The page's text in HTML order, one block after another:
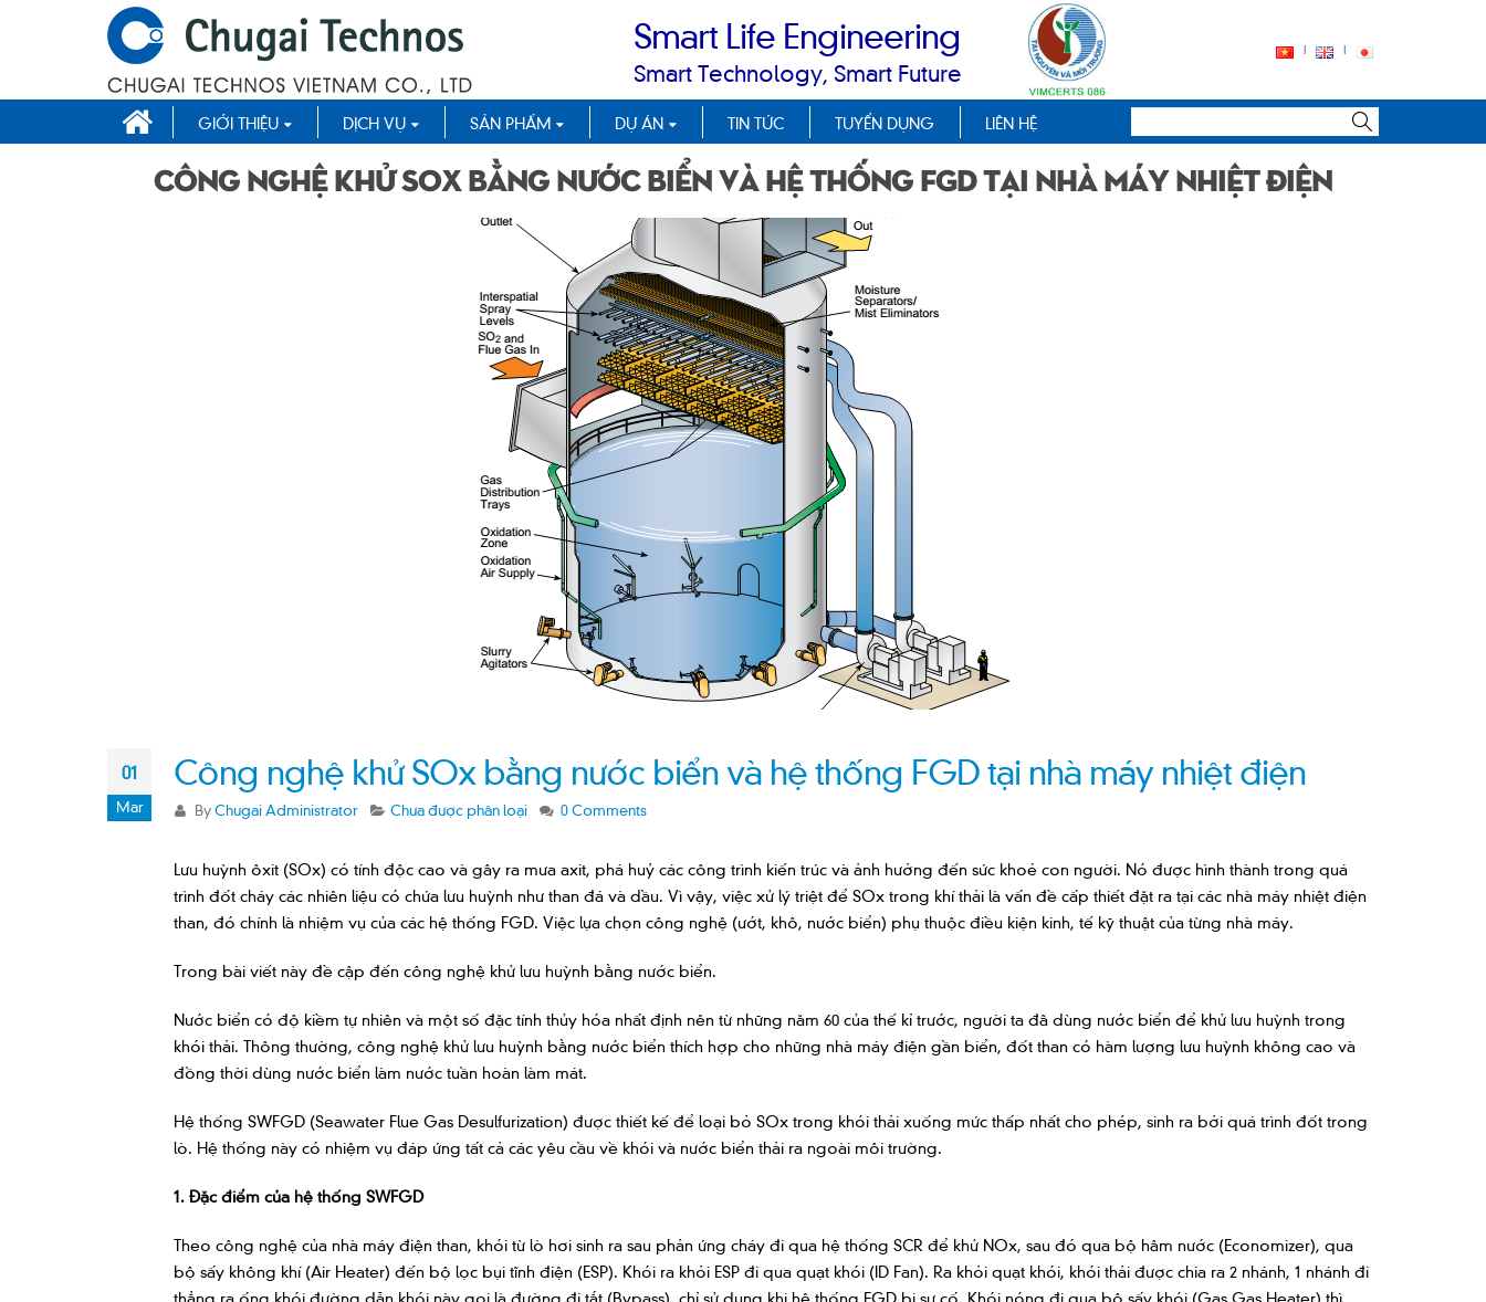
Smart Life Engineering
Smart Technology, Smart Future
GIỚI THIỆU DỊCH VỤ SẢN PHẨM DỰ ÁN TIN TỨC TUYỂN DỤNG LIÊN HỆ
Công nghệ khử SOx bằng nước biển và hệ thống FGD tại nhà máy nhiệt điện
01
Mar
Công nghệ khử SOx bằng nước biển và hệ thống FGD tại nhà máy nhiệt điện
ByChugai Administrator Chưa được phân loại 0 Comments
Lưu huỳnh ôxit (SOx) có tính độc cao và gây ra mưa axit, phá huỷ các công trình kiến trúc và ảnh hưởng đến sức khoẻ con người. Nó được hình thành trong quá
trình đốt cháy các nhiên liệu có chứa lưu huỳnh như than đá và dầu. Vì vậy, việc xử lý triệt để SOx trong khí thải là vấn đề cấp thiết đặt ra tại các nhà máy nhiệt điện
than, đó chính là nhiệm vụ của các hệ thống FGD. Việc lựa chọn công nghệ (ướt, khô, nước biển) phụ thuộc điều kiện kinh, tế kỹ thuật của từng nhà máy.
Trong bài viết này đề cập đến công nghệ khử lưu huỳnh bằng nước biển.
Nước biển có độ kiềm tự nhiên và một số đặc tính thủy hóa nhất định nên từ những năm 60 của thế kỉ trước, người ta đã dùng nước biển để khử lưu huỳnh trong
khói thải. Thông thường, công nghệ khử lưu huỳnh bằng nước biển thích hợp cho những nhà máy điện gần biển, đốt than có hàm lượng lưu huỳnh không cao và
đồng thời dùng nước biển làm nước tuần hoàn làm mát.
Hệ thống SWFGD (Seawater Flue Gas Desulfurization) được thiết kế để loại bỏ SOx trong khói thải xuống mức thấp nhất cho phép, sinh ra bởi quá trình đốt trong
lò. Hệ thống này có nhiệm vụ đáp ứng tất cả các yêu cầu về khói và nước biển thải ra ngoài môi trường.
1. Đặc điểm của hệ thống SWFGD
Theo công nghệ của nhà máy điện than, khói từ lò hơi sinh ra sau phản ứng cháy đi qua hệ thống SCR để khử NOx, sau đó qua bộ hâm nước (Economizer), qua
bộ sấy không khí (Air Heater) đến bộ lọc bụi tĩnh điện (ESP). Khói ra khỏi ESP đi qua quạt khói (ID Fan). Ra khỏi quạt khói, khói thải được chia ra 2 nhánh, 1 nhánh đi
thẳng ra ống khói đường dẫn khói này gọi là đường đi tắt (Bypass), chỉ sử dụng khi hệ thống FGD bị sự cố. Khói nóng đi qua bộ sấy khói (Gas Gas Heater) thì